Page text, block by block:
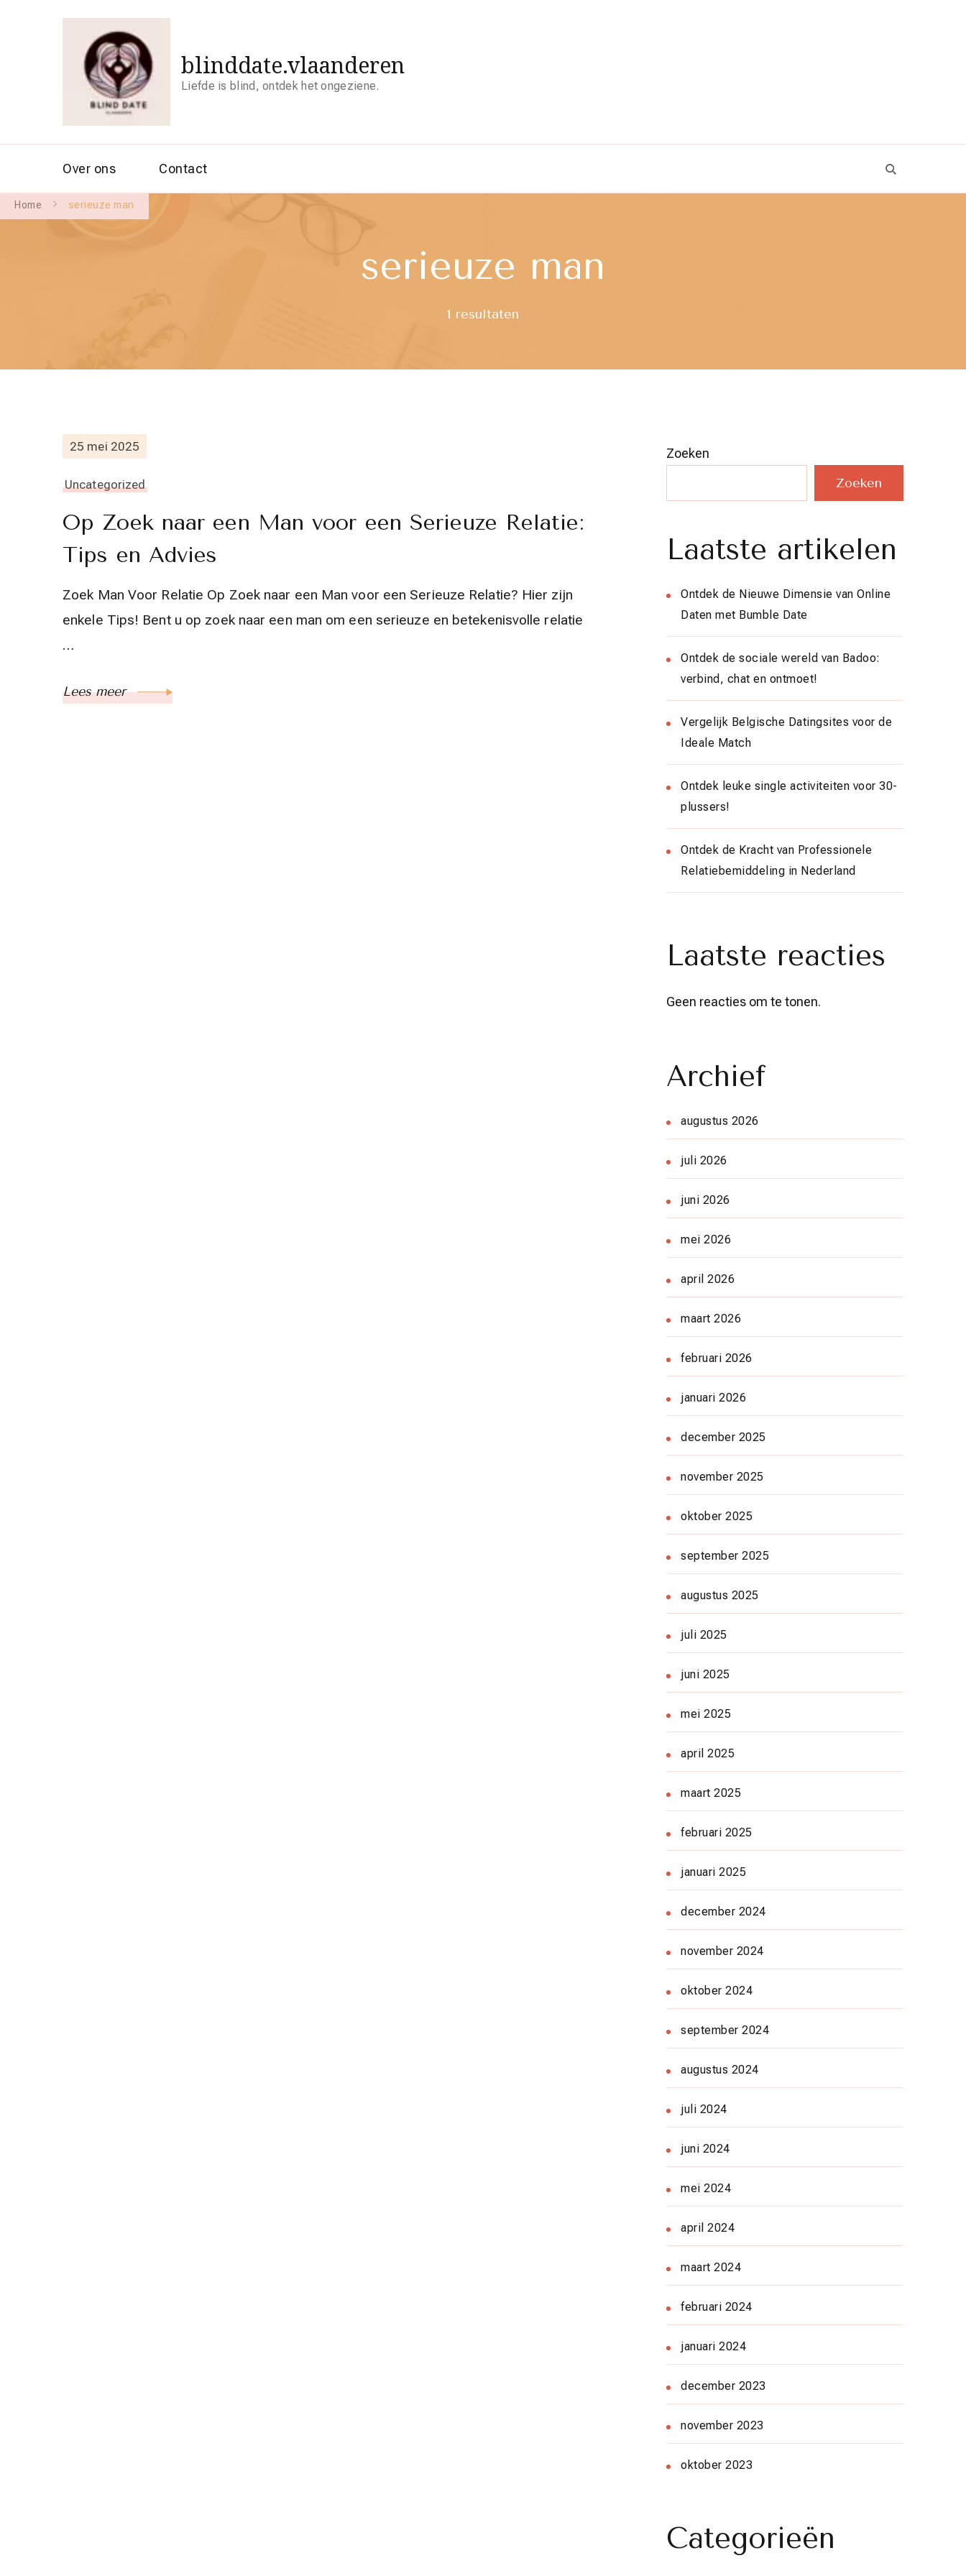
blinddate.vlaanderen
Liefde is blind, ontdek het ongeziene.
Over ons Contact
Home serieuze man
serieuze man
1 resultaten
25 mei 2025
Uncategorized
Op Zoek naar een Man voor een Serieuze Relatie:
Tips en Advies
Zoek Man Voor Relatie Op Zoek naar een Man voor een Serieuze Relatie? Hier zijn
enkele Tips! Bent u op zoek naar een man om een serieuze en betekenisvolle relatie
…
Lees meer
Zoeken
Zoeken
Laatste artikelen
Ontdek de Nieuwe Dimensie van Online
Daten met Bumble Date
Ontdek de sociale wereld van Badoo:
verbind, chat en ontmoet!
Vergelijk Belgische Datingsites voor de
Ideale Match
Ontdek leuke single activiteiten voor 30-
plussers!
Ontdek de Kracht van Professionele
Relatiebemiddeling in Nederland
Laatste reacties
Geen reacties om te tonen.
Archief
augustus 2026
juli 2026
juni 2026
mei 2026
april 2026
maart 2026
februari 2026
januari 2026
december 2025
november 2025
oktober 2025
september 2025
augustus 2025
juli 2025
juni 2025
mei 2025
april 2025
maart 2025
februari 2025
januari 2025
december 2024
november 2024
oktober 2024
september 2024
augustus 2024
juli 2024
juni 2024
mei 2024
april 2024
maart 2024
februari 2024
januari 2024
december 2023
november 2023
oktober 2023
Categorieën